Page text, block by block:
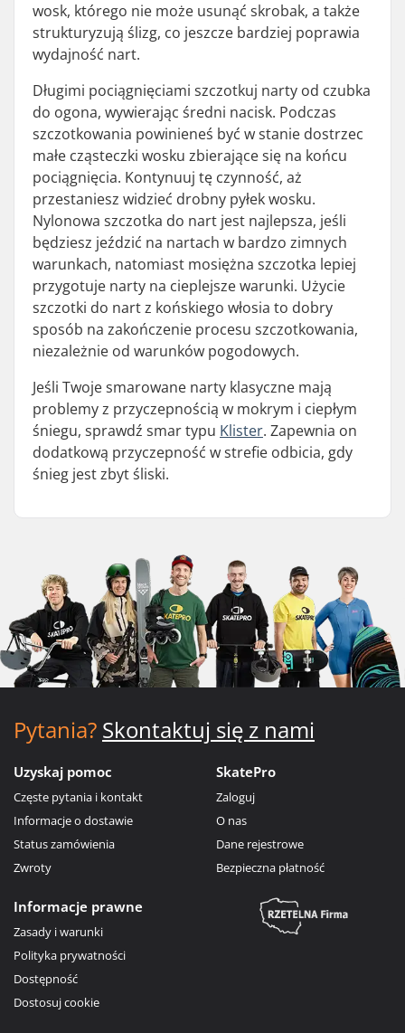
wosk, którego nie może usunąć skrobak, a także
strukturyzują ślizg, co jeszcze bardziej poprawia
wydajność nart.
Długimi pociągnięciami szczotkuj narty od czubka
do ogona, wywierając średni nacisk. Podczas
szczotkowania powinieneś być w stanie dostrzec
małe cząsteczki wosku zbierające się na końcu
pociągnięcia. Kontynuuj tę czynność, aż
przestaniesz widzieć drobny pyłek wosku.
Nylonowa szczotka do nart jest najlepsza, jeśli
będziesz jeździć na nartach w bardzo zimnych
warunkach, natomiast mosiężna szczotka lepiej
przygotuje narty na cieplejsze warunki. Użycie
szczotki do nart z końskiego włosia to dobry
sposób na zakończenie procesu szczotkowania,
niezależnie od warunków pogodowych.
Jeśli Twoje smarowane narty klasyczne mają
problemy z przyczepnością w mokrym i ciepłym
śniegu, sprawdź smar typu Klister. Zapewnia on
dodatkową przyczepność w strefie odbicia, gdy
śnieg jest zbyt śliski.
Pytania? Skontaktuj się z nami
Uzyskaj pomoc
Częste pytania i kontakt
Informacje o dostawie
Status zamówienia
Zwroty
SkatePro
Zaloguj
O nas
Dane rejestrowe
Bezpieczna płatność
Informacje prawne
Zasady i warunki
Polityka prywatności
Dostępność
Dostosuj cookie